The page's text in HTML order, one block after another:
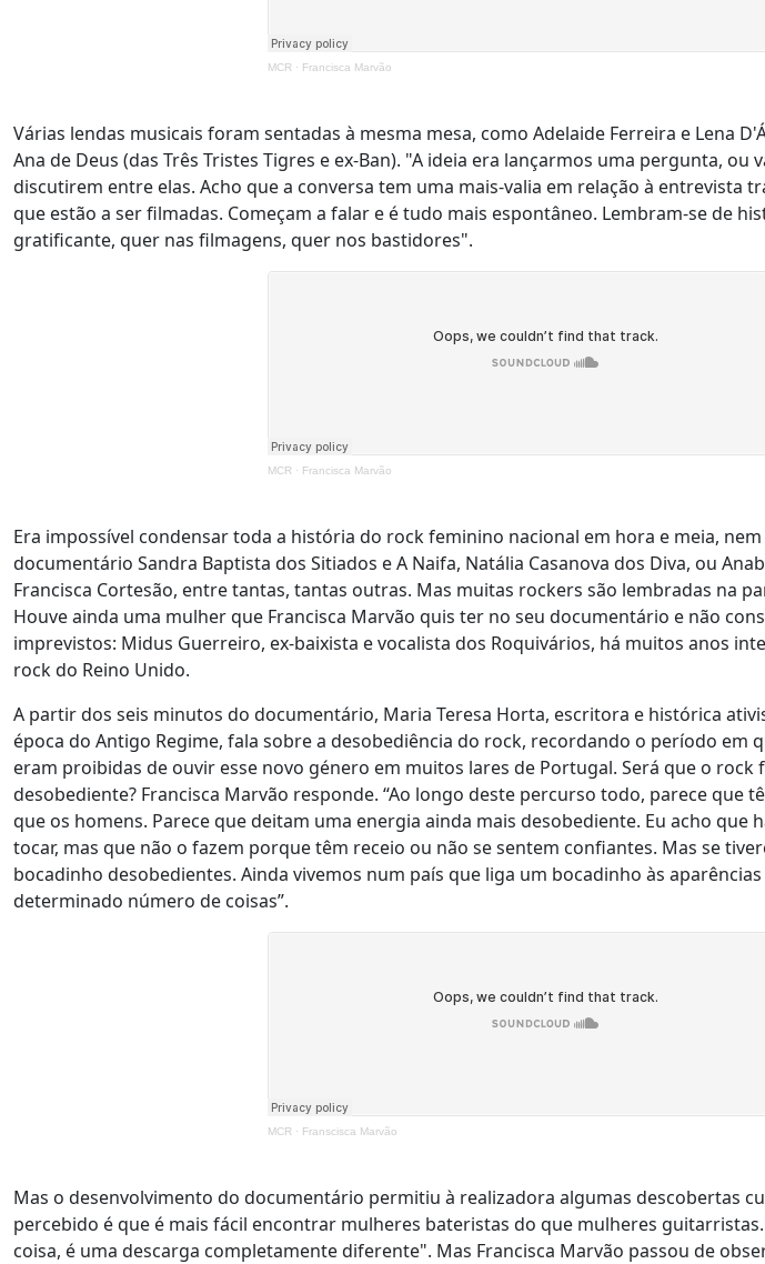
MCR · Francisca Marvão
Várias lendas musicais foram sentadas à mesma mesa, como Adelaide Ferreira e Lena
Ana de Deus (das Três Tristes Tigres e ex-Ban). "A ideia era lançarmos uma pergunta, ou
discutirem entre elas. Acho que a conversa tem uma mais-valia em relação à entrevista
que estão a ser filmadas. Começam a falar e é tudo mais espontâneo. Lembram-se de
gratificante, quer nas filmagens, quer nos bastidores".
MCR · Francisca Marvão
Era impossível condensar toda a história do rock feminino nacional em hora e meia,
documentário Sandra Baptista dos Sitiados e A Naifa, Natália Casanova dos Diva, ou
Francisca Cortesão, entre tantas, tantas outras. Mas muitas rockers são lembradas na
Houve ainda uma mulher que Francisca Marvão quis ter no seu documentário e não
imprevistos: Midus Guerreiro, ex-baixista e vocalista dos Roquivários, há muitos anos
rock do Reino Unido.
A partir dos seis minutos do documentário, Maria Teresa Horta, escritora e histórica
época do Antigo Regime, fala sobre a desobediência do rock, recordando o período em
eram proibidas de ouvir esse novo género em muitos lares de Portugal. Será que o
desobediente? Francisca Marvão responde. “Ao longo deste percurso todo, parece que
que os homens. Parece que deitam uma energia ainda mais desobediente. Eu acho que
tocar, mas que não o fazem porque têm receio ou não se sentem confiantes. Mas se
bocadinho desobedientes. Ainda vivemos num país que liga um bocadinho às
determinado número de coisas”.
MCR · Franscisca Marvão
Mas o desenvolvimento do documentário permitiu à realizadora algumas descobertas
percebido é que é mais fácil encontrar mulheres bateristas do que mulheres
coisa, é uma descarga completamente diferente". Mas Francisca Marvão passou de